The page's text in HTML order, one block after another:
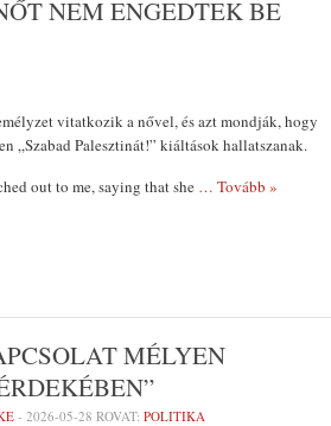
NEM ENGEDTEK BE
vitatkozik a nővel, és azt mondják, hogy
„Szabad Palesztinát!” kiáltások hallatszanak.
out to me, saying that she … Tovább »
MÉLYEN
- 2026-05-28 ROVAT: POLITIKA